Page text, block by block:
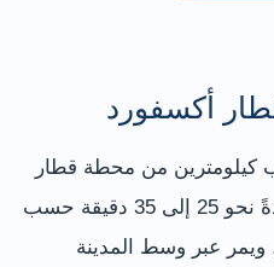
أكسفورد
كيلومترين من محطة قطار
أكسفورد. يستغرق المشي عادةً نحو 25 إلى 35 دقيقة حسب
ويمر عبر وسط المدينة